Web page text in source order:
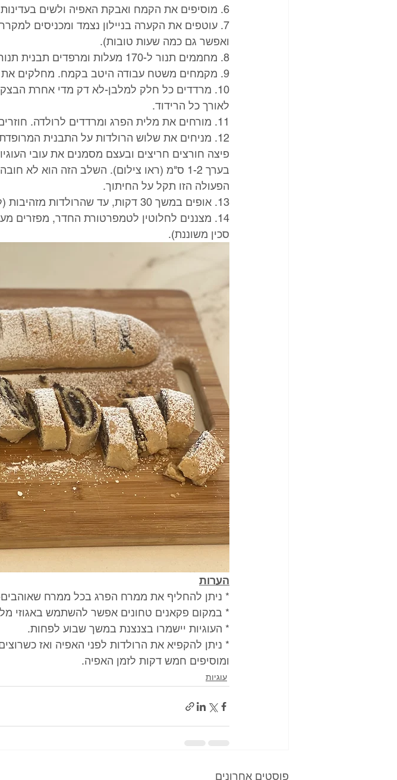
6. מוסיפים את הקמח ואבקת האפיה ולשים בעדינות בידיים עד שנוצר בצק אחיד.
7. עוטפים את הקערה בניילון נצמד ומכניסים
ואפשר גם כמה שעות טובות).
8. מחממים תנור ל-170 מעלות ומרפדים תבנית תנור בנייר אפיה.
9. מקמחים משטח עבודה היטב בקמח. מחלקים את הבצק ל-3 חלקים שווים.
10. מרדדים כל חלק למלבן-לא דק מדי אחרת
לאורך כל הרידוד.
11. מורחים את מלית הפרג ומרדדים לרולדה. חוזרים על הפעולה עם 2 חלקי הבצק הנוספים.
12. מניחים את שלוש הרולדות על התבנית
פיצה חורצים חריצים ובעצם מסמנים את עובי
בערך 1-2 ס"מ (ראו צילום). השלב הזה הוא
הפעולה הזו תקל על החיתוך.
13. אופים במשך 30 דקות, עד שהרולדות מזהיבות (לא משחימות!)
14. מצננים לחלוטין לטמפרטורת החדר, מפזרים
סכין משוננת).
הערות
* ניתן להחליף את ממרח הפרג בכל ממרח
* במקום פקאנים טחונים אפשר להשתמש באגוזי
* העוגיות יישמרו בצנצנת במשך שבוע לפחות.
* ניתן להקפיא את הרולדות לפני האפיה ואז
ומוסיפים חמש דקות לזמן האפיה.
עוגיות
פוסטים אחרונים